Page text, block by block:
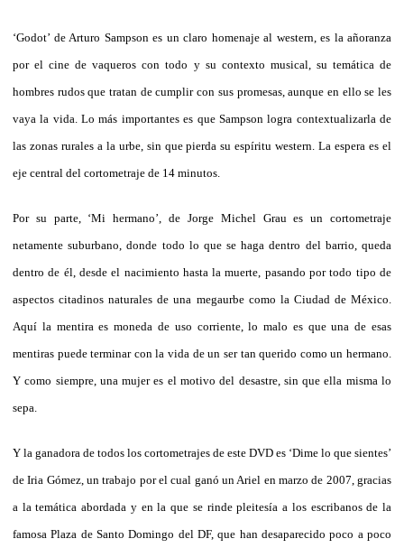
‘Godot’ de Arturo Sampson es un claro homenaje al western, es la añoranza
por el cine de vaqueros con todo y su contexto musical, su temática de
hombres rudos que tratan de cumplir con sus promesas, aunque en ello se les
vaya la vida. Lo más importantes es que Sampson logra contextualizarla de
las zonas rurales a la urbe, sin que pierda su espíritu western. La espera es el
eje central del cortometraje de 14 minutos.
Por su parte, ‘Mi hermano’, de Jorge Michel Grau es un cortometraje
netamente suburbano, donde todo lo que se haga dentro del barrio, queda
dentro de él, desde el nacimiento hasta la muerte, pasando por todo tipo de
aspectos citadinos naturales de una megaurbe como la Ciudad de México.
Aquí la mentira es moneda de uso corriente, lo malo es que una de esas
mentiras puede terminar con la vida de un ser tan querido como un hermano.
Y como siempre, una mujer es el motivo del desastre, sin que ella misma lo
sepa.
Y la ganadora de todos los cortometrajes de este DVD es ‘Dime lo que sientes’
de Iria Gómez, un trabajo por el cual ganó un Ariel en marzo de 2007, gracias
a la temática abordada y en la que se rinde pleitesía a los escribanos de la
famosa Plaza de Santo Domingo del DF, que han desaparecido poco a poco